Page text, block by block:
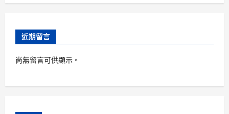
近期留言
尚無留言可供顯示。